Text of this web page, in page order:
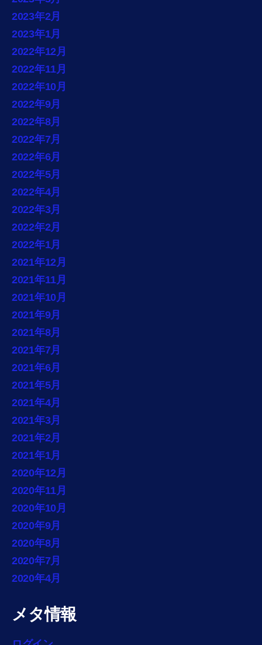
2023年2月
2023年1月
2022年12月
2022年11月
2022年10月
2022年9月
2022年8月
2022年7月
2022年6月
2022年5月
2022年4月
2022年3月
2022年2月
2022年1月
2021年12月
2021年11月
2021年10月
2021年9月
2021年8月
2021年7月
2021年6月
2021年5月
2021年4月
2021年3月
2021年2月
2021年1月
2020年12月
2020年11月
2020年10月
2020年9月
2020年8月
2020年7月
2020年4月
メタ情報